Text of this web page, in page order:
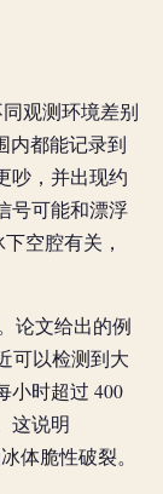
观测环境差别
内都能记录到
吵，并出现约
号可能和漂浮
空腔有关，
论文给出的例
可以检测到大
小时超过 400
这说明
体脆性破裂。